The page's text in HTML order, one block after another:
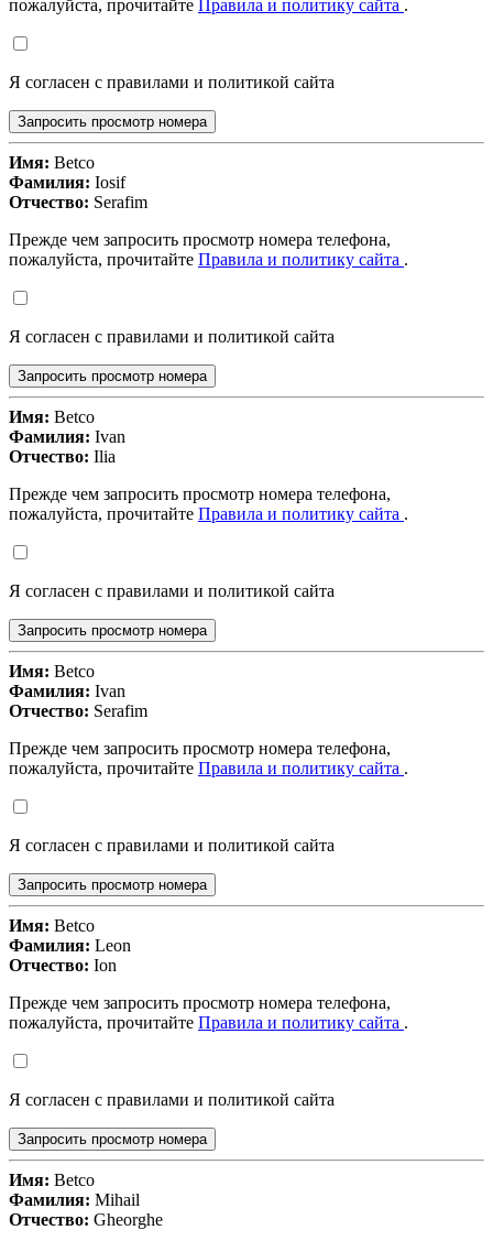
пожалуйста, прочитайте Правила и политику сайта .
Я согласен с правилами и политикой сайта
Запросить просмотр номера
Имя: Betco
Фамилия: Iosif
Отчество: Serafim
Прежде чем запросить просмотр номера телефона,
пожалуйста, прочитайте Правила и политику сайта .
Я согласен с правилами и политикой сайта
Запросить просмотр номера
Имя: Betco
Фамилия: Ivan
Отчество: Ilia
Прежде чем запросить просмотр номера телефона,
пожалуйста, прочитайте Правила и политику сайта .
Я согласен с правилами и политикой сайта
Запросить просмотр номера
Имя: Betco
Фамилия: Ivan
Отчество: Serafim
Прежде чем запросить просмотр номера телефона,
пожалуйста, прочитайте Правила и политику сайта .
Я согласен с правилами и политикой сайта
Запросить просмотр номера
Имя: Betco
Фамилия: Leon
Отчество: Ion
Прежде чем запросить просмотр номера телефона,
пожалуйста, прочитайте Правила и политику сайта .
Я согласен с правилами и политикой сайта
Запросить просмотр номера
Имя: Betco
Фамилия: Mihail
Отчество: Gheorghe